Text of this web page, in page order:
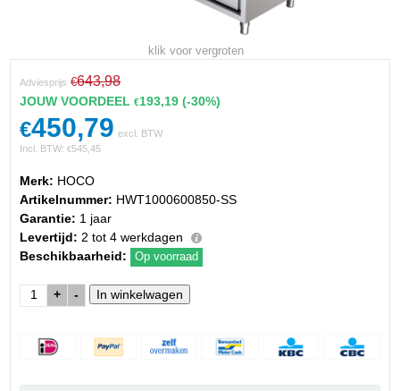
klik voor vergroten
Adviesprijs €643,98
JOUW VOORDEEL€193,19 (-30%)
€450,79 excl. BTW
Incl. BTW:€545,45
Merk: HOCO
Artikelnummer: HWT1000600850-SS
Garantie: 1 jaar
Levertijd: 2 tot 4 werkdagen
Beschikbaarheid:
Op voorraad
+ -